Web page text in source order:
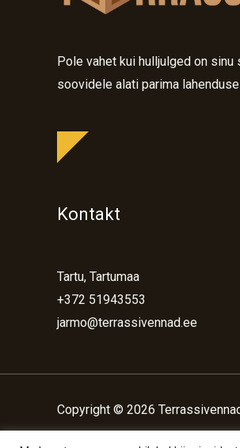
Pole vahet kui hulljulged on
soovidele alati parima
Kontakt
Tartu, Tartumaa
+372 51943553
jarmo@terrassivennad.ee
Copyright © 2026